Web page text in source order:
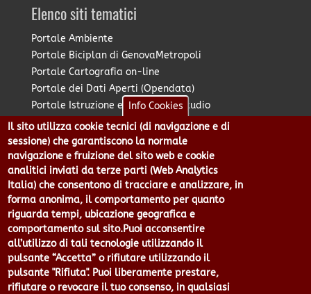
Elenco siti tematici
Portale Ambiente
Portale Biciplan di GenovaMetropoli
Portale Cartografia on-line
Portale dei Dati Aperti (Opendata)
Portale Istruzione e Diritto allo Studio
Portale Marketing Territoriale
Portale Piano Strategico Metropolitano
Portale PUMS di GenovaMetropoli
Portale Stazione Unica Appaltante
Pratico: procedimenti e istanze online
Città Metropolitana di Genova - Piazzale Mazzini 2 -16122 -
Genova | CF:80007350103 - P.Iva: 00949170104 | Codice IPA: cmge
Centralino 010 54991 Fax 010 5499244 URP 010 5499456
Num.Verde 800 509420 | P.E.C.:
Info Cookies
Il sito utilizza cookie tecnici (di navigazione e di
sessione) che garantiscono la normale
navigazione e fruizione del sito web e cookie
analitici inviati da terze parti (Web Analytics
Italia) che consentono di tracciare e analizzare, in
forma anonima, il comportamento per quanto
riguarda tempi, ubicazione geografica e
comportamento sul sito.Puoi acconsentire
all’utilizzo di tali tecnologie utilizzando il
pulsante “Accetta” o rifiutare utilizzando il
pulsante "Rifiuta". Puoi liberamente prestare,
rifiutare o revocare il tuo consenso, in qualsiasi